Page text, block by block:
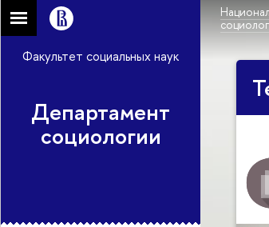
Факультет социальных наук
Департамент
социологии